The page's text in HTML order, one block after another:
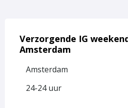
Verzorgende IG
Amsterdam
Amsterdam
24-24 uur
meer
over
weekenden